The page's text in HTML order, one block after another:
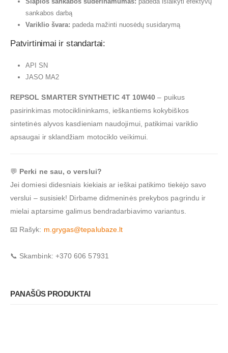
sankabos darbą
Variklio švara: padeda mažinti nuosėdų susidarymą
Patvirtinimai ir standartai:
API SN
JASO MA2
REPSOL SMARTER SYNTHETIC 4T 10W40 – puikus
pasirinkimas motociklininkams, ieškantiems kokybiškos
sintetinės alyvos kasdieniam naudojimui, patikimai variklio
apsaugai ir sklandžiam motociklo veikimui.
💬 Perki ne sau, o verslui?
Jei domiesi didesniais kiekiais ar ieškai patikimo tiekėjo savo
verslui – susisiek! Dirbame didmeninės prekybos pagrindu ir
mielai aptarsime galimus bendradarbiavimo variantus.
📧 Rašyk: m.grygas@tepalubaze.lt
📞 Skambink: +370 606 57931
PANAŠŪS PRODUKTAI